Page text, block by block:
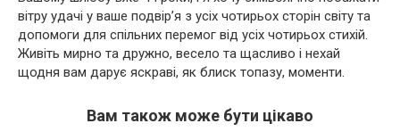
вітру удачі у ваше подвір’я з усіх чотирьох сторін світу та
допомоги для спільних перемог від усіх чотирьох стихій.
Живіть мирно та дружно, весело та щасливо і нехай
щодня вам дарує яскраві, як блиск топазу, моменти.
Вам також може бути цікаво